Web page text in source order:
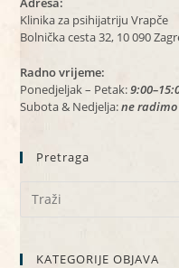
Klinika za psihijatriju Vrapče
Bolnička cesta 32, 10 090
Radno vrijeme:
Ponedjeljak – Petak:
Subota & Nedjelja:ne radimo
Pretraga
KATEGORIJE OBJAVA